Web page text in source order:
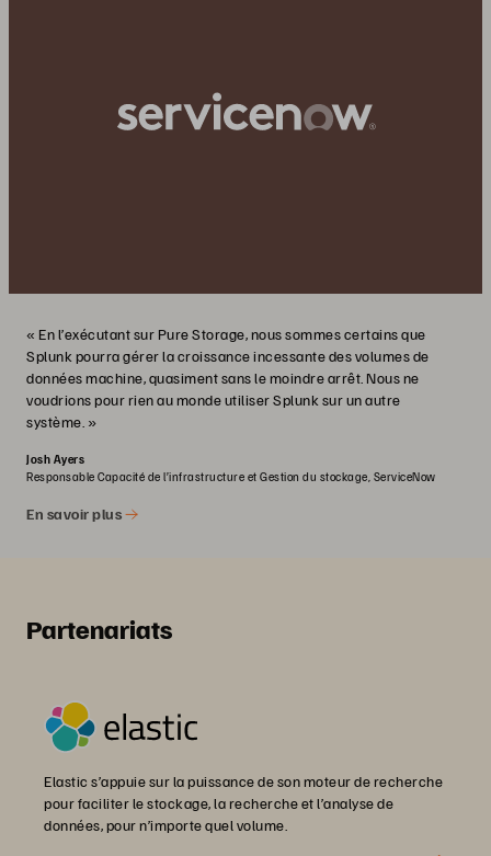
« En l’exécutant sur Pure Storage, nous sommes certains que
Splunk pourra gérer la croissance incessante des volumes de
données machine, quasiment sans le moindre arrêt. Nous ne
voudrions pour rien au monde utiliser Splunk sur un autre
système. »
Josh Ayers
Responsable Capacité de l’infrastructure et Gestion du stockage, ServiceNow
En savoir plus
Partenariats
Elastic s’appuie sur la puissance de son moteur de recherche
pour faciliter le stockage, la recherche et l’analyse de
données, pour n’importe quel volume.